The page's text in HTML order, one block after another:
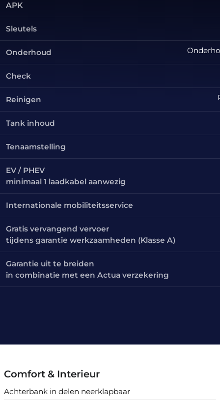
APK
Sleutels
Onderhoud
Check
Reinigen
Tank inhoud
Tenaamstelling
EV / PHEV
minimaal 1 laadkabel aanwezig
Internationale mobiliteitsservice
Gratis vervangend vervoer
tijdens garantie werkzaamheden (Klasse A)
Garantie uit te breiden
in combinatie met een Actua verzekering
Comfort & Interieur
Achterbank in delen neerklapbaar